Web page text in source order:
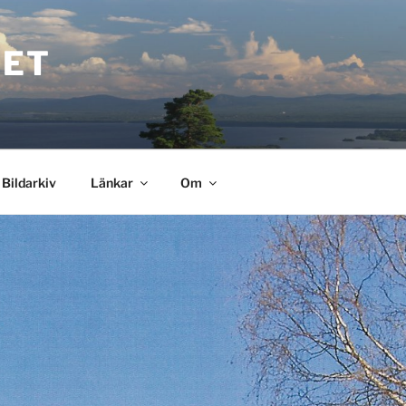
Bildarkiv Länkar Om